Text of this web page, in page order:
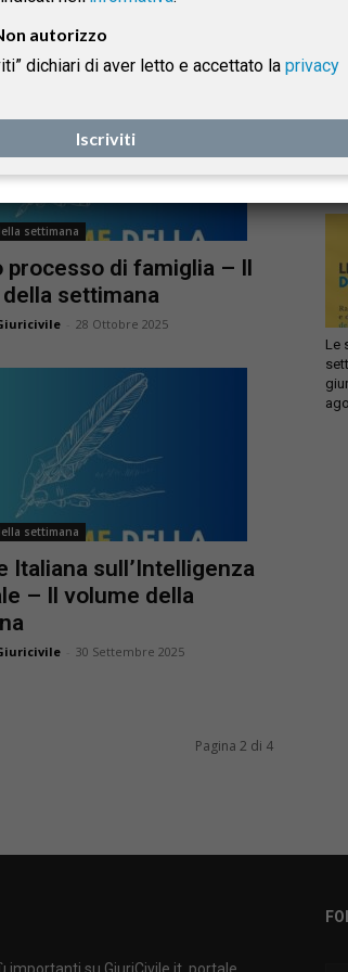
settimana
processo di famiglia – Il
settimana
28 Ottobre 2025
settimana
Italiana sull’Intelligenza
– Il volume della
30 Settembre 2025
Pagina 2 di 4
Le
autorizzo
dichiari di aver letto e accettato la privacy
Iscriviti